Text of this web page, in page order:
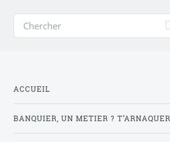
ACCUEIL
BANQUIER, UN METIER ? T’ARNAQUER